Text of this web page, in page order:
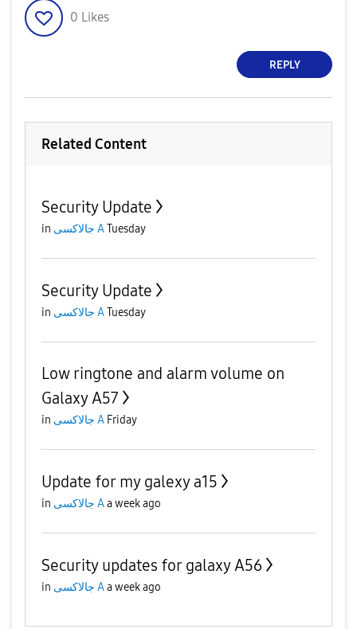
0 Likes
REPLY
Related Content
Security Update
in جالاكسى ATuesday
Security Update
in جالاكسى ATuesday
Low ringtone and alarm volume on
Galaxy A57
in جالاكسى A Friday
Update for my galexy a15
in جالاكسى Aa week ago
Security updates for galaxy A56
in جالاكسى Aa week ago